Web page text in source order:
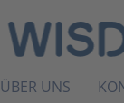
ÜBER UNS